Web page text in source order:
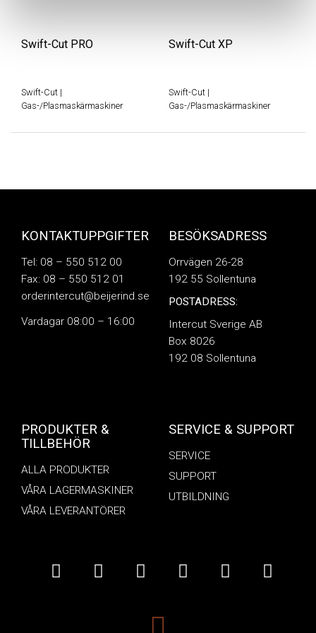
Swift-Cut PRO
Swift-Cut |
Gas-/Plasmaskärmaskiner
Swift-Cut XP
Swift-Cut |
Gas-/Plasmaskärmaskiner
KONTAKTUPPGIFTER
Tel: 08 – 550 512 00
Fax: 08 – 550 512 01
orderintercut@beijerind.se
Vardagar 08:00 – 16:00
BESÖKSADRESS
Orrvägen 26-28
192 55 Sollentuna
POSTADRESS:
Intercut Sverige AB
Box 8026
192 08 Sollentuna
PRODUKTER &
TILLBEHÖR
ALLA PRODUKTER
VÅRA LAGERMASKINER
VÅRA LEVERANTÖRER
SERVICE & SUPPORT
SERVICE
SUPPORT
UTBILDNING